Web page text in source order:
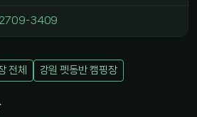
3409
전체 강원 펫동반 캠핑장